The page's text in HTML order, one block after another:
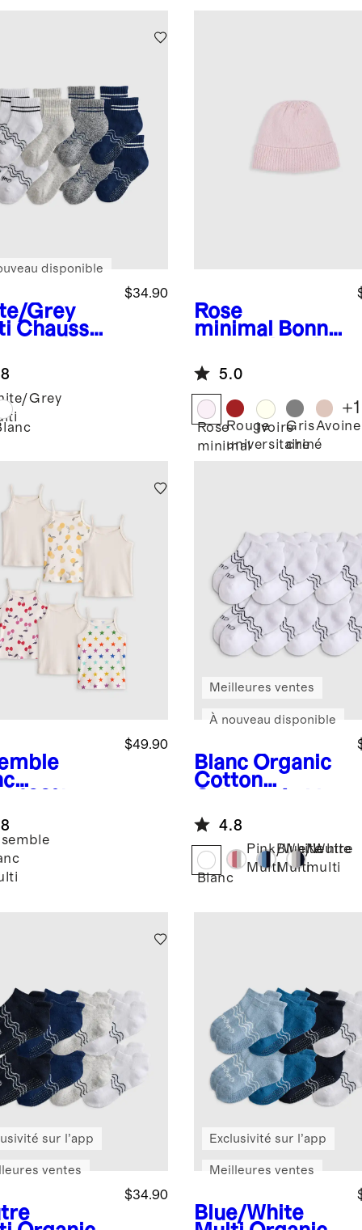
Grey
Chausset
en
de 8
$34.90
disponible
Grey
Rose
minimal
Bonne
lavable
5.0
Rose
minimal
Rouge
universitaire
IvoireGris
chiné
Avoine
+1
Cami
$49.90
Blanc Organic
Cotton
Socks 8-Pack
Meilleures ventes
À nouveau disponible
4.8
Blanc
Pink/White
Multi
Blue/White
Multi
Neutre
multi
$34.90
sur l’app
ventes
Blue/White
Exclusivité sur l’app
Meilleures ventes